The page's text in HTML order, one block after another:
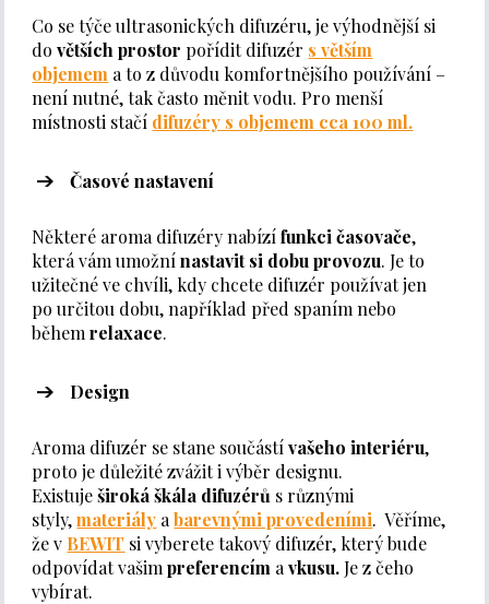
Co se týče ultrasonických difuzéru, je výhodnější si
dovětších prostor pořídit difuzér s větším
objemem a to z důvodu komfortnějšího používání –
není nutné, tak často měnit vodu. Pro menší
místnosti stačí difuzéry s objemem cca 100 ml.
Časové nastavení
Některé aroma difuzéry nabízífunkci časovače,
která vám umožnínastavit si dobu provozu. Je to
užitečné ve chvíli, kdy chcete difuzér používat jen
po určitou dobu, například před spaním nebo
během relaxace.
Design
Aroma difuzér se stane součástívašeho interiéru,
proto je důležité zvážit i výběr designu.
Existuješiroká škála difuzérů s různými
styly,materiály abarevnými provedeními. Věříme,
že v BEWIT si vyberete takový difuzér, který bude
odpovídat vašimpreferencím avkusu.Je z čeho
vybírat.